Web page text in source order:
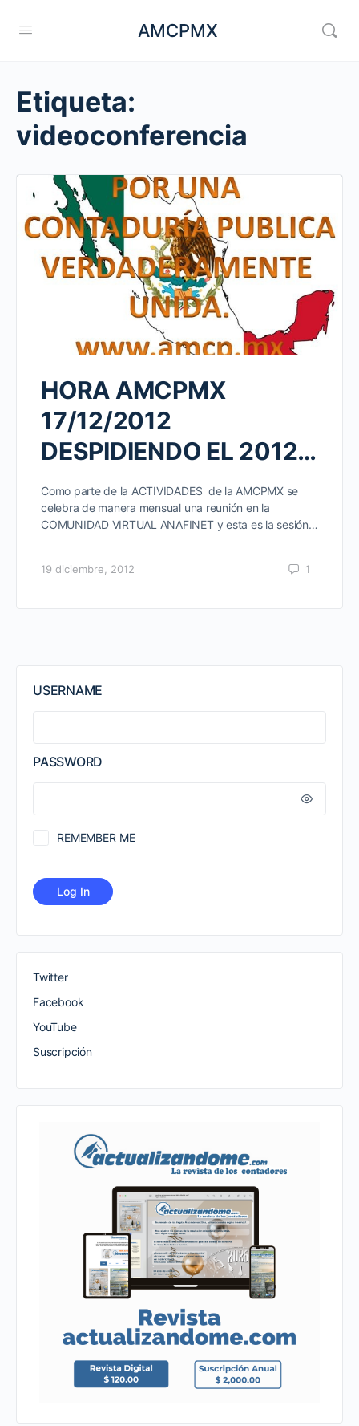
AMCPMX
Etiqueta:
videoconferencia
HORA AMCPMX
17/12/2012
DESPIDIENDO EL 2012…
Como parte de la ACTIVIDADES de la AMCPMX se
celebra de manera mensual una reunión en la
COMUNIDAD VIRTUAL ANAFINET y esta es la sesión…
19 diciembre, 2012 1
USERNAME
PASSWORD
REMEMBER ME
Twitter
Facebook
YouTube
Suscripción